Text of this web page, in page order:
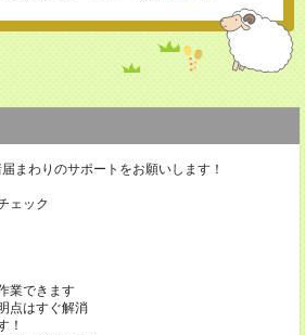
まわりのサポートをお願いします！
ェック
業できます
点はすぐ解消
！